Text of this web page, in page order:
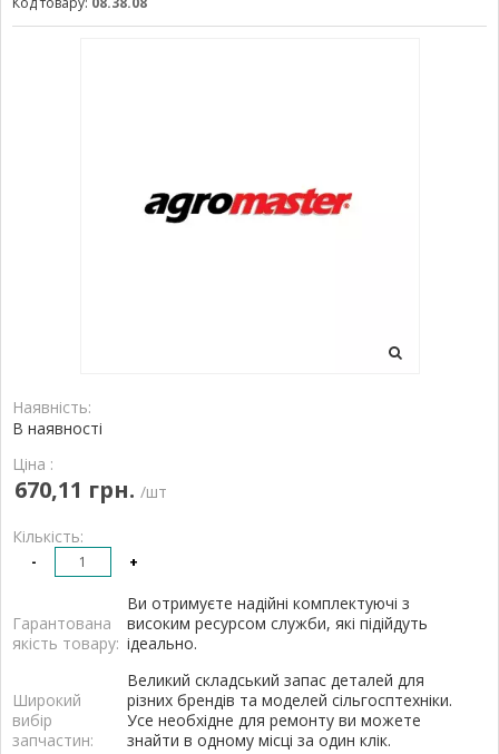
Наявність:
В наявності
Ціна :
670,11 грн. /шт
Кількість:
- +
Гарантована
якість товару:
Ви отримуєте надійні комплектуючі з
високим ресурсом служби, які підійдуть
ідеально.
Широкий
вибір
запчастин:
Великий складський запас деталей для
різних брендів та моделей сільгосптехніки.
Усе необхідне для ремонту ви можете
знайти в одному місці за один клік.